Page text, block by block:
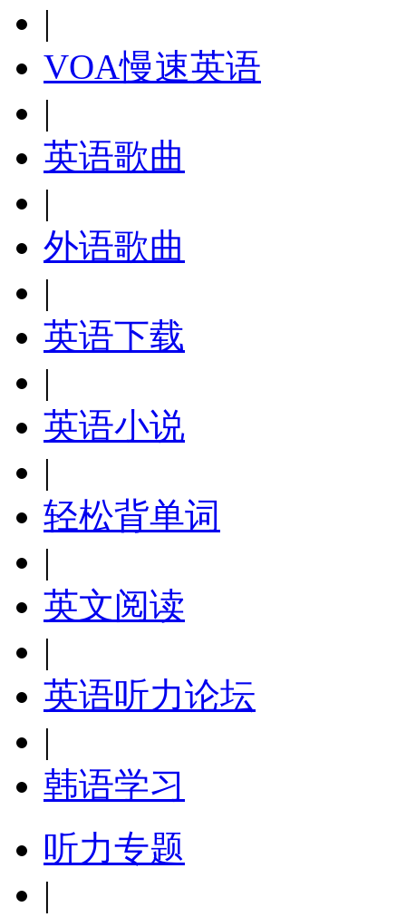
|
VOA慢速英语
|
英语歌曲
|
外语歌曲
|
英语下载
|
英语小说
|
轻松背单词
|
英文阅读
|
英语听力论坛
|
韩语学习
听力专题
|